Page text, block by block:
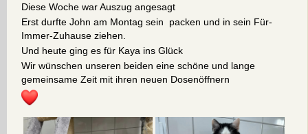
Diese Woche war Auszug angesagt
Erst durfte John am Montag sein packen und in sein Für-
Immer-Zuhause ziehen.
Und heute ging es für Kaya ins Glück
Wir wünschen unseren beiden eine schöne und lange
gemeinsame Zeit mit ihren neuen Dosenöffnern